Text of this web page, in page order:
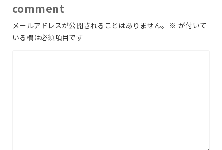
comment
メールアドレスが公開されることはありません。 ※ が付いて
いる欄は必須項目です